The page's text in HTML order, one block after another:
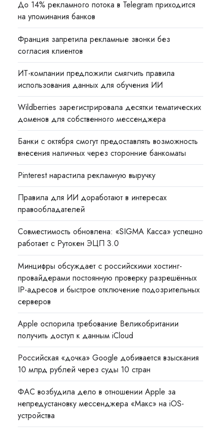
До 14% рекламного потока в Telegram приходится
на упоминания банков
Франция запретила рекламные звонки без
согласия клиентов
ИТ-компании предложили смягчить правила
использования данных для обучения ИИ
Wildberries зарегистрировала десятки тематических
доменов для собственного мессенджера
Банки с октября смогут предоставлять возможность
внесения наличных через сторонние банкоматы
Pinterest нарастила рекламную выручку
Правила для ИИ доработают в интересах
правообладателей
Совместимость обновлена: «SIGMA Касса» успешно
работает с Рутокен ЭЦП 3.0
Минцифры обсуждает с российскими хостинг-
провайдерами постоянную проверку разрешённых
IP-адресов и быстрое отключение подозрительных
серверов
Apple оспорила требование Великобритании
получить доступ к данным iCloud
Российская «дочка» Google добивается взыскания
10 млрд рублей через суды 10 стран
ФАС возбудила дело в отношении Apple за
непредустановку мессенджера «Макс» на iOS-
устройства